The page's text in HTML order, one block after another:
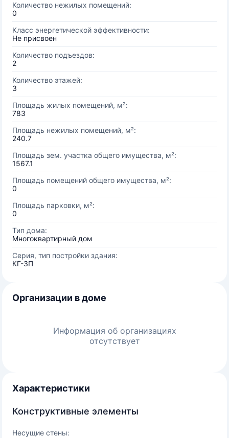
Количество нежилых помещений:
0
Класс энергетической эффективности:
Не присвоен
Количество подъездов:
2
Количество этажей:
3
Площадь жилых помещений, м²:
783
Площадь нежилых помещений, м²:
240.7
Площадь зем. участка общего имущества, м²:
1567.1
Площадь помещений общего имущества, м²:
0
Площадь парковки, м²:
0
Тип дома:
Многоквартирный дом
Серия, тип постройки здания:
КГ-3П
Организации в доме
Информация об организациях
отсутствует
Характеристики
Конструктивные элементы
Несущие стены: